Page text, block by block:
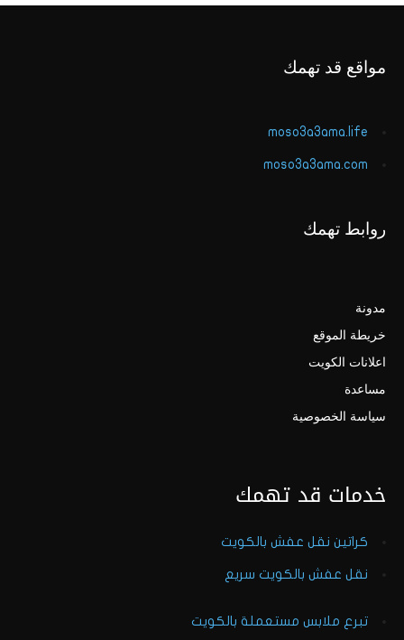
مواقع قد تهمك
moso3a3ama.life
moso3a3ama.com
روابط تهمك
مدونة
خريطة الموقع
اعلانات الكويت
مساعدة
سياسة الخصوصية
خدمات قد تهمك
كراتين نقل عفش بالكويت
نقل عفش بالكويت سريع
تبرع ملابس مستعملة بالكويت